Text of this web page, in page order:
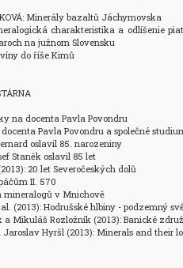
Minerály bazaltů Jáchymovska
charakteristika a odlíšenie
na južnom Slovensku
do říše Kimů
na docenta Pavla Povondru
Pavla Povondru a společné
oslavil 85. narozeniny
Staněk oslavil 85 let
20 let Severočeských dolů
II. 570
mineralogů v Mnichově
al. (2013): Hodrušské hlbiny - podzemný
a Mikuláš Rozložník (2013): Banické
Jaroslav Hyršl (2013): Minerals and their